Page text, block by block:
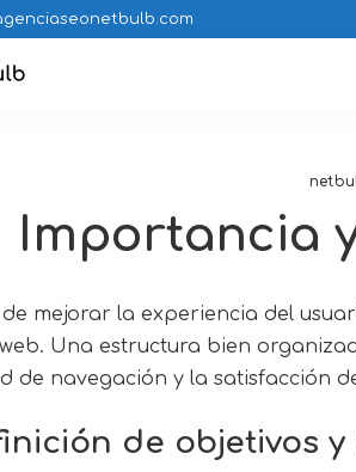
Importancia
de mejorar la experiencia del
Una estructura bien
de navegación y la satisfacción
de objetivos